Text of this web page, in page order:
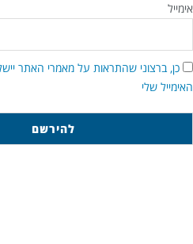
אימייל
כן, ברצוני שהתראות על מאמרי האתר
האימייל שלי